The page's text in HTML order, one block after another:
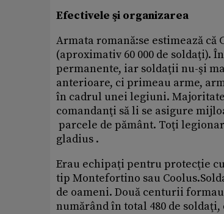
Efectivele şi organizarea
Armata romană:se estimează
(aproximativ 60 000 de soldaţi).
permanente, iar soldaţii nu-şi
anterioare, ci primeau arme,
în cadrul unei legiuni.
comandanţi să li se asigure
parcele de pământ. Toţi
gladius .
Erau echipaţi pentru protecţie
tip Montefortino sau
de oameni. Două centurii
numărând în total 480 de